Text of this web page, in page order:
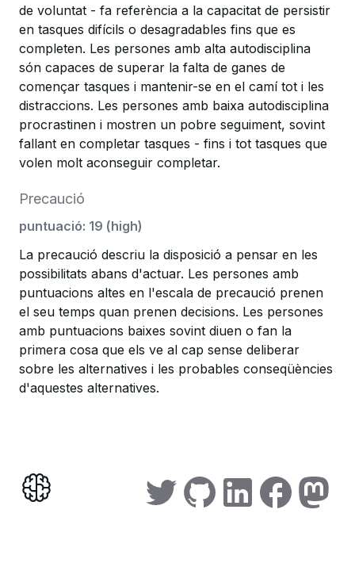
de voluntat - fa referència a la capacitat de persistir
en tasques difícils o desagradables fins que es
completen. Les persones amb alta autodisciplina
són capaces de superar la falta de ganes de
començar tasques i mantenir-se en el camí tot i les
distraccions. Les persones amb baixa autodisciplina
procrastinen i mostren un pobre seguiment, sovint
fallant en completar tasques - fins i tot tasques que
volen molt aconseguir completar.
Precaució
puntuació: 19 (high)
La precaució descriu la disposició a pensar en les
possibilitats abans d'actuar. Les persones amb
puntuacions altes en l'escala de precaució prenen
el seu temps quan prenen decisions. Les persones
amb puntuacions baixes sovint diuen o fan la
primera cosa que els ve al cap sense deliberar
sobre les alternatives i les probables conseqüències
d'aquestes alternatives.